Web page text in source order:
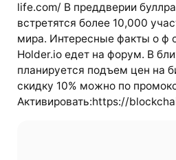
life.com/ В преддверии
встретятся более 10,000
мира. Интересные факты о ф
Holder.io едет на форум. В
планируется подъем цен на
скидку 10% можно по
Активировать:https://